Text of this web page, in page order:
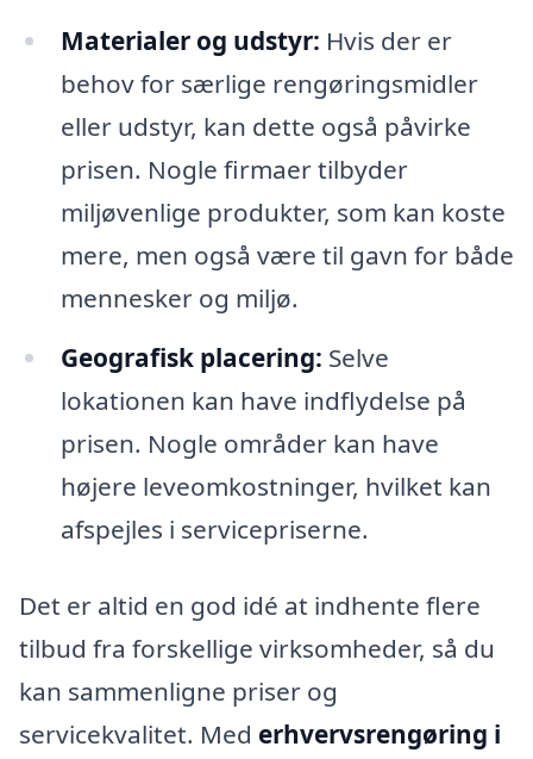
Materialer og udstyr: Hvis der er
behov for særlige rengøringsmidler
eller udstyr, kan dette også påvirke
prisen. Nogle firmaer tilbyder
miljøvenlige produkter, som kan koste
mere, men også være til gavn for både
mennesker og miljø.
Geografisk placering: Selve
lokationen kan have indflydelse på
prisen. Nogle områder kan have
højere leveomkostninger, hvilket kan
afspejles i servicepriserne.
Det er altid en god idé at indhente flere
tilbud fra forskellige virksomheder, så du
kan sammenligne priser og
servicekvalitet. Med erhvervsrengøring i